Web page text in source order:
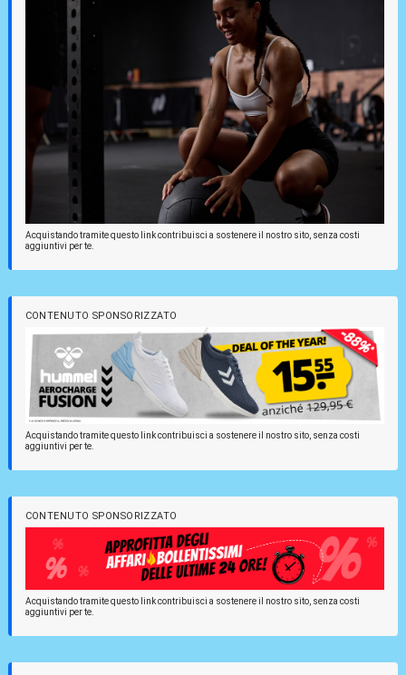
Acquistando tramite questo link contribuisci a sostenere il nostro sito, senza costi
aggiuntivi per te.
CONTENUTO SPONSORIZZATO
Acquistando tramite questo link contribuisci a sostenere il nostro sito, senza costi
aggiuntivi per te.
CONTENUTO SPONSORIZZATO
Acquistando tramite questo link contribuisci a sostenere il nostro sito, senza costi
aggiuntivi per te.